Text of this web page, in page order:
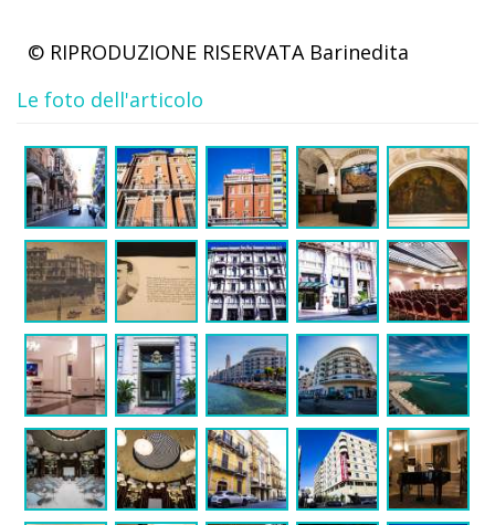
© RIPRODUZIONE RISERVATA Barinedita
Le foto dell'articolo